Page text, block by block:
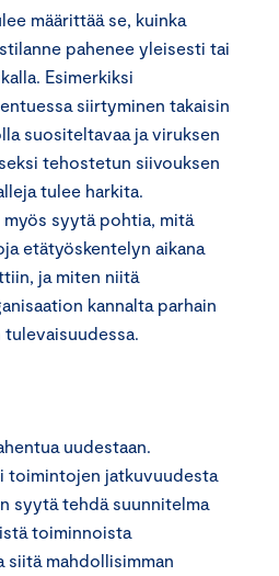
määrittää se, kuinka
pahenee yleisesti tai
Esimerkiksi
siirtyminen takaisin
suositeltavaa ja viruksen
tehostetun siivouksen
tulee harkita.
syytä pohtia, mitä
etätyöskentelyn aikana
ja miten niitä
kannalta parhain
uudestaan.
toimintojen jatkuvuudesta
syytä tehdä suunnitelma
toiminnoista
mahdollisimman